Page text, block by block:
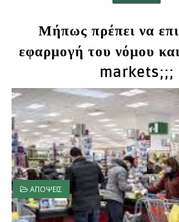
Μήπως πρέπει να
εφαρμογή του νόμου
markets;;;
ΑΠΟΨΕΙΣ